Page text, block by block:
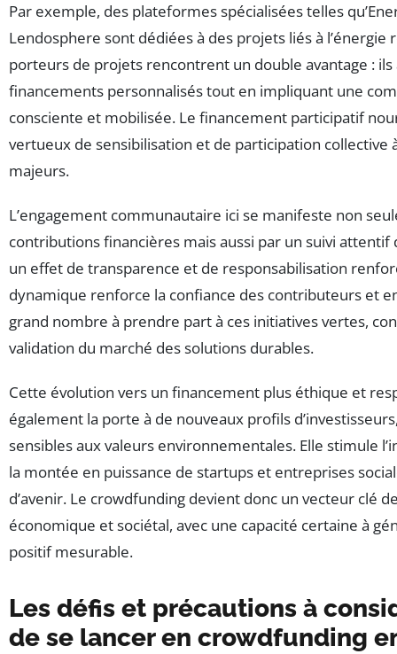
Par exemple, des plateformes spécialisées telles
Lendosphere sont dédiées à des projets liés à l’énergie
porteurs de projets rencontrent un double avantage : ils
financements personnalisés tout en impliquant une
consciente et mobilisée. Le financement participatif
vertueux de sensibilisation et de participation collective
majeurs.
L’engagement communautaire ici se manifeste non
contributions financières mais aussi par un suivi attentif
un effet de transparence et de responsabilisation
dynamique renforce la confiance des contributeurs et
grand nombre à prendre part à ces initiatives vertes,
validation du marché des solutions durables.
Cette évolution vers un financement plus éthique et
également la porte à de nouveaux profils
sensibles aux valeurs environnementales. Elle stimule
la montée en puissance de startups et entreprises
d’avenir. Le crowdfunding devient donc un vecteur clé
économique et sociétal, avec une capacité certaine à
positif mesurable.
Les défis et précautions à
de se lancer en crowdfunding